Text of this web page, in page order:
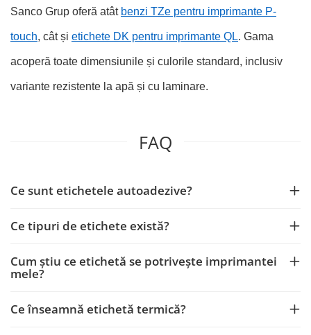
Sanco Grup oferă atât benzi TZe pentru imprimante P-
touch, cât și etichete DK pentru imprimante QL. Gama
acoperă toate dimensiunile și culorile standard, inclusiv
variante rezistente la apă și cu laminare.
FAQ
Ce sunt etichetele autoadezive?
Ce tipuri de etichete există?
Cum știu ce etichetă se potrivește imprimantei
mele?
Ce înseamnă etichetă termică?